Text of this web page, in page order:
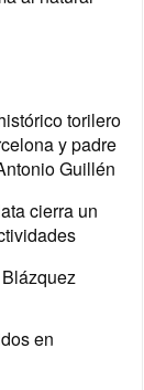
torilero
y padre
Guillén
cierra un
en